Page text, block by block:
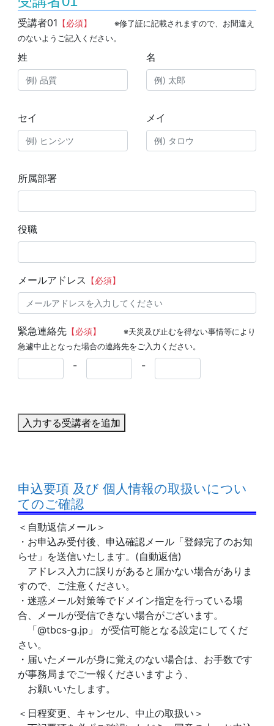
受講者01 【必須】
※修了証に記載されますので、お間違え
のないようご記入ください。
姓 名
セイ メイ
所属部署
役職
メールアドレス 【必須】
緊急連絡先【必須】
※天災及び止むを得ない事情等により
急遽中止となった場合の連絡先をご入力ください。
- -
入力する受講者を追加
申込要項 及び 個人情報の取扱いについ
てのご確認
＜自動返信メール＞
・お申込み受付後、申込確認メール「登録完了のお知
らせ」を送信いたします。(自動返信)
アドレス入力に誤りがあると届かない場合がありま
すので、ご注意ください。
・迷惑メール対策等でドメイン指定を行っている場
合、メールが受信できない場合がございます。
「@tbcs-g.jp」 が受信可能となる設定にしてくだ
さい。
・届いたメールが身に覚えのない場合は、お手数です
が事務局までご一報くださいますよう、
お願いいたします。
＜日程変更、キャンセル、中止の取扱い＞